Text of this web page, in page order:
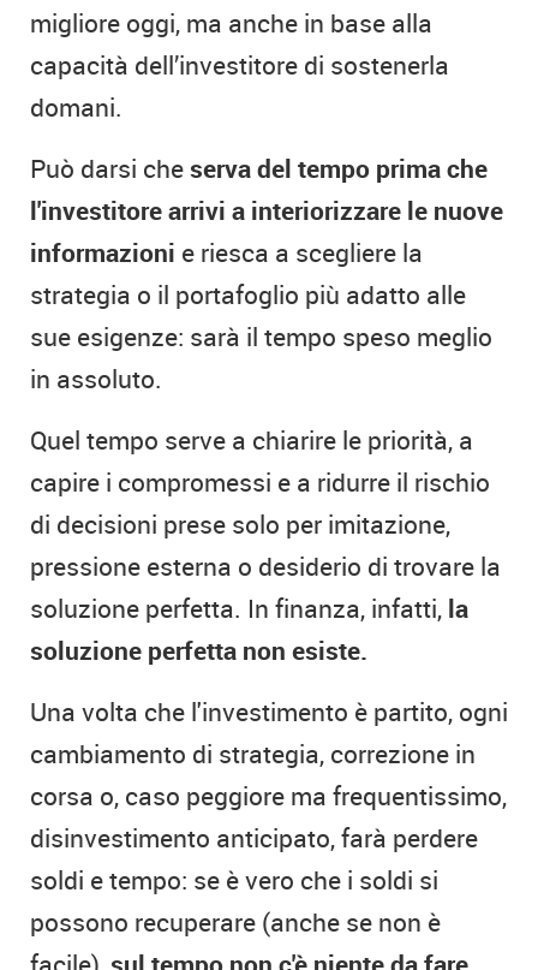
migliore oggi, ma anche in base alla
capacità dell’investitore di sostenerla
domani.
Può darsi cheserva del tempo prima che
l'investitore arrivi a interiorizzare le nuove
informazioni e riesca a scegliere la
strategia o il portafoglio più adatto alle
sue esigenze: sarà il tempo speso meglio
in assoluto.
Quel tempo serve a chiarire le priorità, a
capire i compromessi e a ridurre il rischio
di decisioni prese solo per imitazione,
pressione esterna o desiderio di trovare la
soluzione perfetta. In finanza, infatti, la
soluzione perfetta non esiste.
Una volta che l'investimento è partito, ogni
cambiamento di strategia, correzione in
corsa o, caso peggiore ma frequentissimo,
disinvestimento anticipato, farà perdere
soldi e tempo: se è vero che i soldi si
possono recuperare (anche se non è